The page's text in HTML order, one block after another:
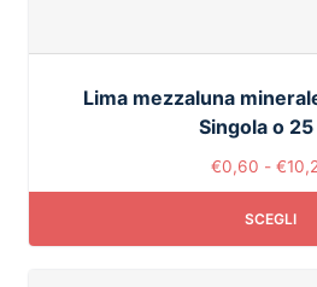
Lima mezzaluna
Singola o
€0,60 - €
SCEGLI